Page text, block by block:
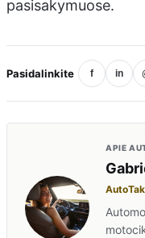
pasisakymuose.
Pasidalinkite f in
APIE